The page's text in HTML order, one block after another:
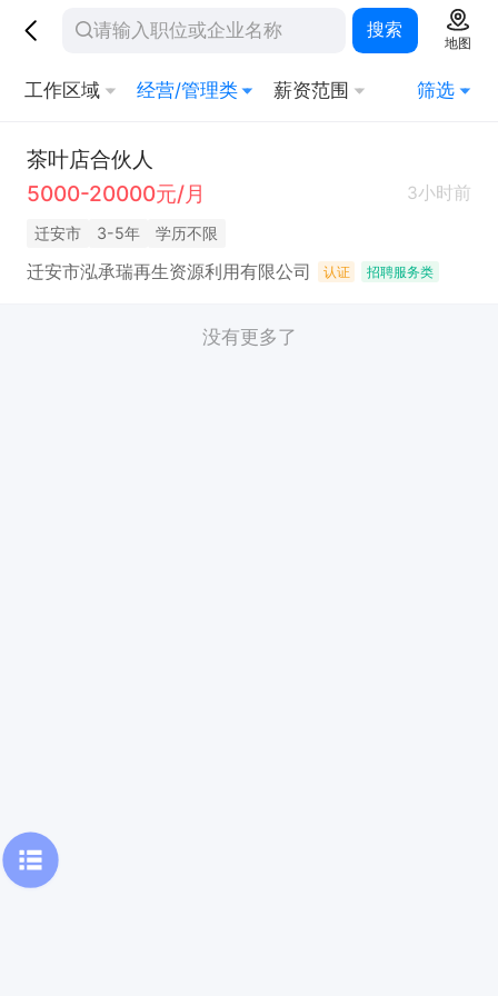
搜索
地图
工作区域 经营/管理类 薪资范围 筛选
茶叶店合伙人
5000-20000元/月
3小时前
迁安市 3-5年 学历不限
迁安市泓承瑞再生资源利用有限公司 认证 招聘服务类
没有更多了